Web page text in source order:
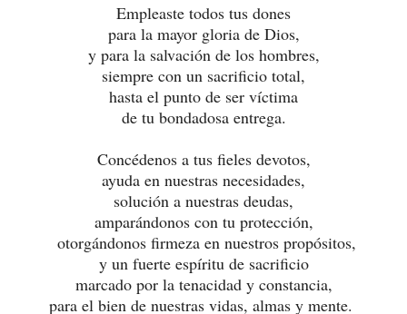
Empleaste todos tus dones
para la mayor gloria de Dios,
y para la salvación de los hombres,
siempre con un sacrificio total,
hasta el punto de ser víctima
de tu bondadosa entrega.
Concédenos a tus fieles devotos,
ayuda en nuestras necesidades,
solución a nuestras deudas,
amparándonos con tu protección,
otorgándonos firmeza en nuestros propósitos,
y un fuerte espíritu de sacrificio
marcado por la tenacidad y constancia,
para el bien de nuestras vidas, almas y mente.